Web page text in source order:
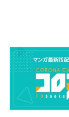
後、莫大な借金
パーティに誘う
どんなトラップ
く！ 彼女の前
サグルたちの
ダンジョンラン
手！？ 三人そ